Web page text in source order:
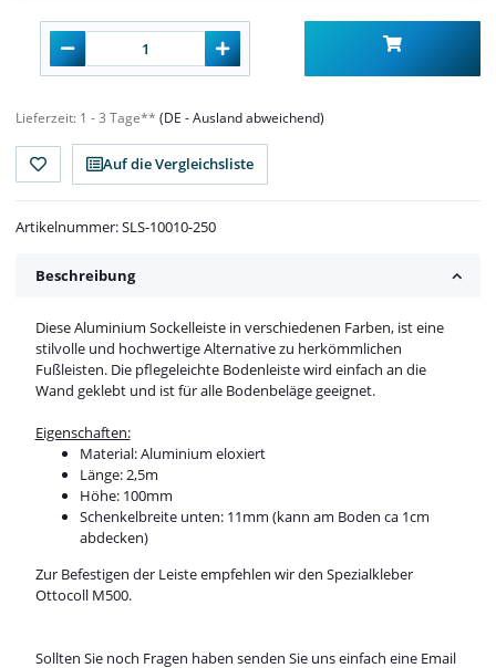
Lieferzeit: 1 - 3 Tage** (DE - Ausland abweichend)
Auf die Vergleichsliste
Artikelnummer:SLS-10010-250
Beschreibung
Diese Aluminium Sockelleiste in verschiedenen Farben, ist eine
stilvolle und hochwertige Alternative zu herkömmlichen
Fußleisten. Die pflegeleichte Bodenleiste wird einfach an die
Wand geklebt und ist für alle Bodenbeläge geeignet.
Eigenschaften:
Material: Aluminium eloxiert
Länge: 2,5m
Höhe: 100mm
Schenkelbreite unten: 11mm (kann am Boden ca 1cm
abdecken)
Zur Befestigen der Leiste empfehlen wir den Spezialkleber
Ottocoll M500.
Sollten Sie noch Fragen haben senden Sie uns einfach eine Email